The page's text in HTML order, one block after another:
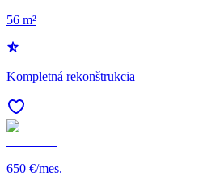
56 m²
Kompletná rekonštrukcia
650 €/mes.